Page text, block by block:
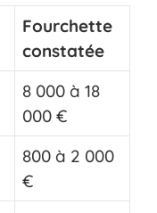
Fourchette
constatée
8 000 à 18
000 €
800 à 2 000
€